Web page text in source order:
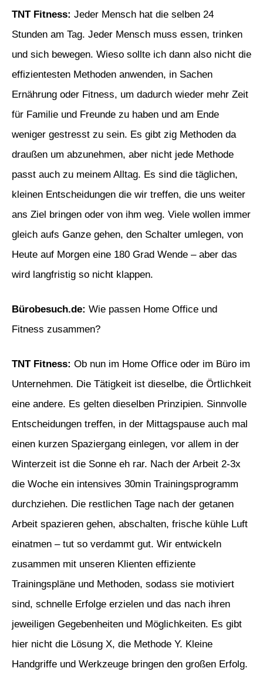
TNT Fitness: Jeder Mensch hat die selben 24
Stunden am Tag. Jeder Mensch muss essen, trinken
und sich bewegen. Wieso sollte ich dann also nicht die
effizientesten Methoden anwenden, in Sachen
Ernährung oder Fitness, um dadurch wieder mehr Zeit
für Familie und Freunde zu haben und am Ende
weniger gestresst zu sein. Es gibt zig Methoden da
draußen um abzunehmen, aber nicht jede Methode
passt auch zu meinem Alltag. Es sind die täglichen,
kleinen Entscheidungen die wir treffen, die uns weiter
ans Ziel bringen oder von ihm weg. Viele wollen immer
gleich aufs Ganze gehen, den Schalter umlegen, von
Heute auf Morgen eine 180 Grad Wende – aber das
wird langfristig so nicht klappen.
Bürobesuch.de: Wie passen Home Office und
Fitness zusammen?
TNT Fitness: Ob nun im Home Office oder im Büro im
Unternehmen. Die Tätigkeit ist dieselbe, die Örtlichkeit
eine andere. Es gelten dieselben Prinzipien. Sinnvolle
Entscheidungen treffen, in der Mittagspause auch mal
einen kurzen Spaziergang einlegen, vor allem in der
Winterzeit ist die Sonne eh rar. Nach der Arbeit 2-3x
die Woche ein intensives 30min Trainingsprogramm
durchziehen. Die restlichen Tage nach der getanen
Arbeit spazieren gehen, abschalten, frische kühle Luft
einatmen – tut so verdammt gut. Wir entwickeln
zusammen mit unseren Klienten effiziente
Trainingspläne und Methoden, sodass sie motiviert
sind, schnelle Erfolge erzielen und das nach ihren
jeweiligen Gegebenheiten und Möglichkeiten. Es gibt
hier nicht die Lösung X, die Methode Y. Kleine
Handgriffe und Werkzeuge bringen den großen Erfolg.